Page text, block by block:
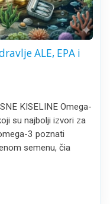
ALE, EPA i
KISELINE Omega-
su najbolji izvori za
3 poznati
semenu, čia